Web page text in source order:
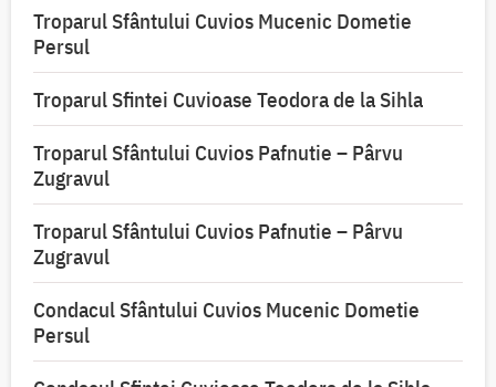
Troparul Sfântului Cuvios Mucenic Dometie
Persul
Troparul Sfintei Cuvioase Teodora de la Sihla
Troparul Sfântului Cuvios Pafnutie – Pârvu
Zugravul
Troparul Sfântului Cuvios Pafnutie – Pârvu
Zugravul
Condacul Sfântului Cuvios Mucenic Dometie
Persul